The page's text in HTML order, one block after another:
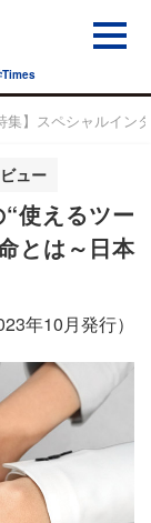
Times
集】スペシャルイ
ュー
使えるツー
とは～日本
年10月発行）